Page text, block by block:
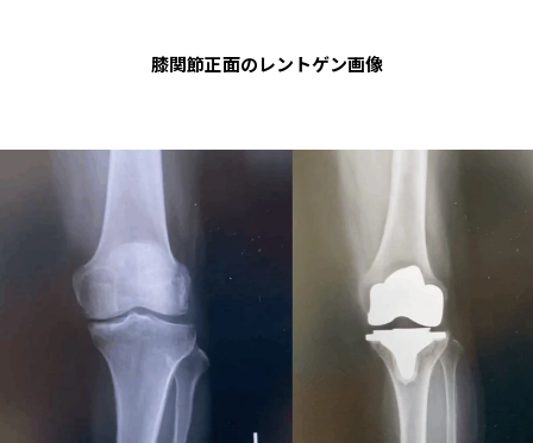
膝関節正面のレントゲン画像